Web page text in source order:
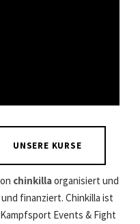
UNSERE KURSE
chinkillaorganisiert und
finanziert. Chinkilla ist
Events & Fight